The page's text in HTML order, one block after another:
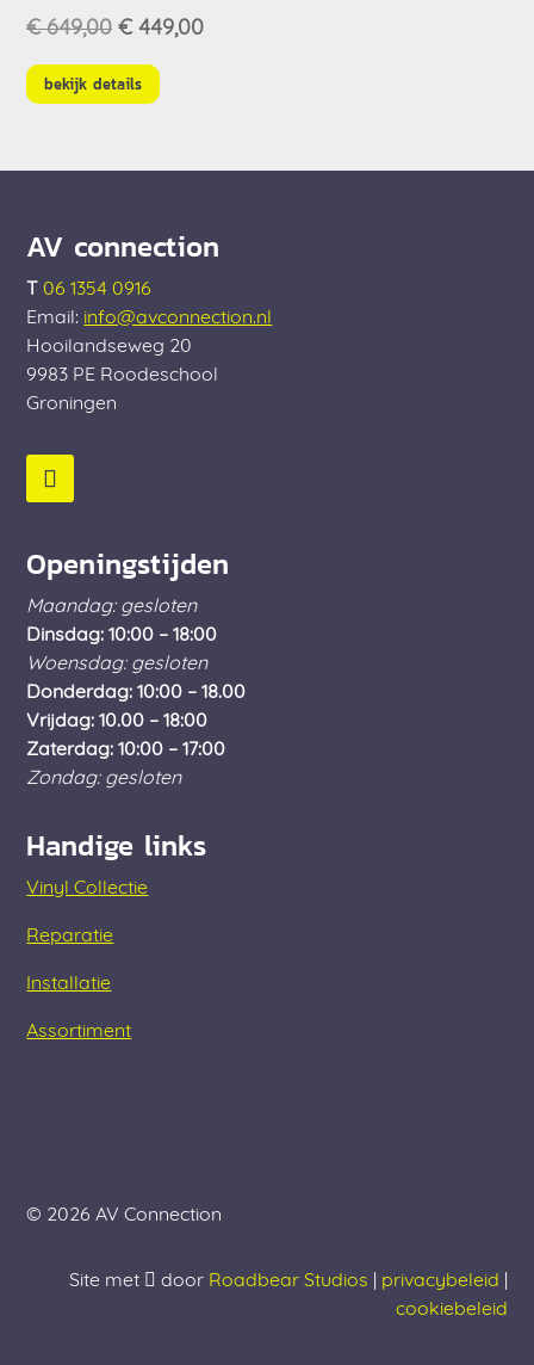
€649,00 Oorspronkelijke
was:
€ 649,00.
€ 449,00Huidige
bekijk details
AV connection
T 06 1354 0916
Email: info@avconnection.nl
Hooilandseweg 20
9983 PE Roodeschool
Groningen
Openingstijden
Maandag: gesloten
Dinsdag: 10:00 – 18:00
Woensdag: gesloten
Donderdag: 10:00 – 18.00
Vrijdag: 10.00 – 18:00
Zaterdag: 10:00 – 17:00
Zondag: gesloten
Handige links
Vinyl Collectie
Reparatie
Installatie
Assortiment
© 2026 AV Connection
Site met door Roadbear Studios privacybeleid
cookiebeleid